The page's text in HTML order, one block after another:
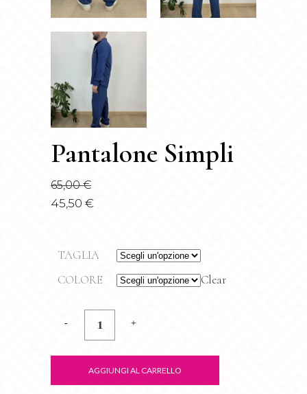
Pantalone Simpli
65,00€
45,50 €
TAGLIA
COLORE
Clear
Pantalone
AGGIUNGI AL CARRELLO